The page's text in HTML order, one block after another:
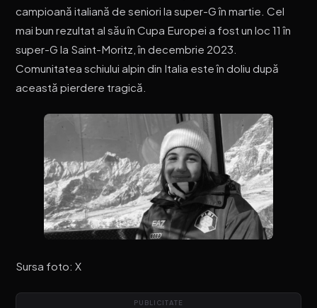
campioană italiană de seniori la super-G în martie. Cel
mai bun rezultat al său în Cupa Europei a fost un loc 11 în
super-G la Saint-Moritz, în decembrie 2023.
Comunitatea schiului alpin din Italia este în doliu după
această pierdere tragică.
Sursa foto: X
PUBLICITATE